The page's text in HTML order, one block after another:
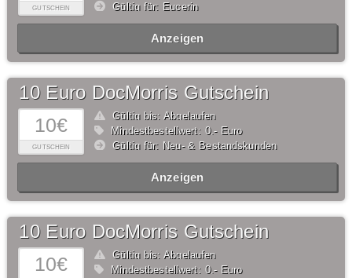
GUTSCHEIN
Gültig für: Eucerin
Anzeigen
10€
GUTSCHEIN
10 Euro DocMorris Gutschein
Gültig bis: Abgelaufen
Mindestbestellwert: 0,- Euro
Gültig für: Neu- & Bestandskunden
Anzeigen
10€
10 Euro DocMorris Gutschein
Gültig bis: Abgelaufen
Mindestbestellwert: 0,- Euro